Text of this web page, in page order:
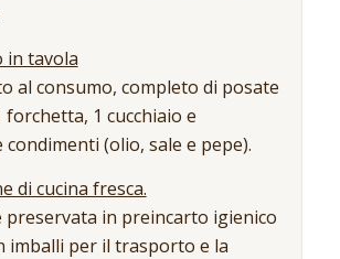
in tavola
al consumo, completo di posate
1 cucchiaio e
(olio, sale e pepe).
di cucina fresca.
preservata in preincarto igienico
imballi per il trasporto e la